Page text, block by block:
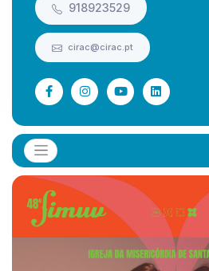
918923529
cirac@cirac.pt